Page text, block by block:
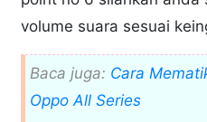
volume suara sesuai
Baca juga: Cara
Oppo All Series